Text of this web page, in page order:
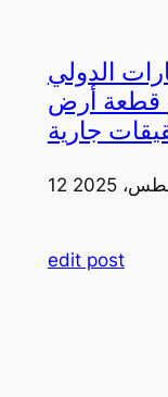
الدولي
قطعة أرض
جارية
2025
edit post